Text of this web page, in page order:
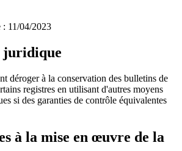
: 11/04/2023
juridique
déroger à la conservation des bulletins de
registres en utilisant d'autres moyens
si des garanties de contrôle équivalentes
à la mise en œuvre de la